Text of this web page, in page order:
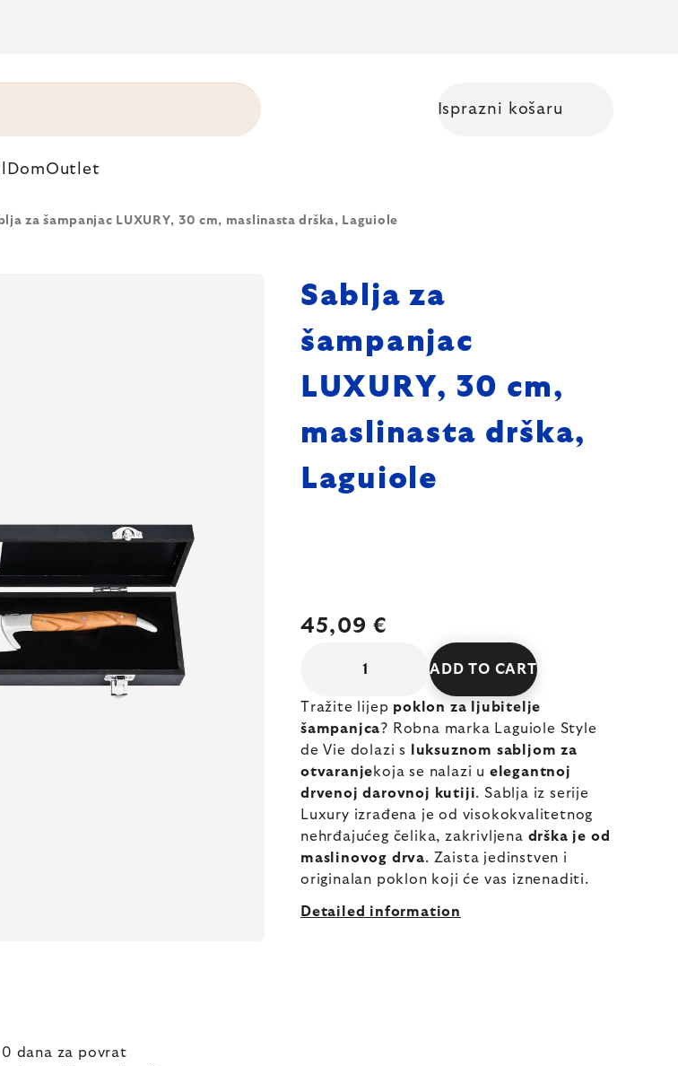
Isprazni košaru
DomOutlet
za šampanjac LUXURY, 30 cm, maslinasta drška, Laguiole
Sablja za
šampanjac
LUXURY, 30 cm,
maslinasta drška,
Laguiole
45,09 €
ADD TO CART
Tražite lijep poklon za ljubitelje
šampanjca? Robna marka Laguiole Style
de Vie dolazi s
luksuznom sabljom za
otvaranjekoja se nalazi u elegantnoj
drvenoj darovnoj kutiji. Sablja iz serije
Luxury izrađena je od visokokvalitetnog
nehrđajućeg čelika, zakrivljena drška je od
maslinovog drva. Zaista jedinstven i
originalan poklon koji će vas iznenaditi.
Detailed information
dana za povrat